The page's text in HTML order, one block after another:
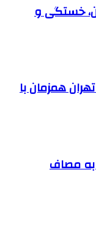
خستگی و
تهران همزمان با
به مصاف